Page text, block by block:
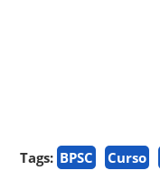
Tags: BPSC Curso